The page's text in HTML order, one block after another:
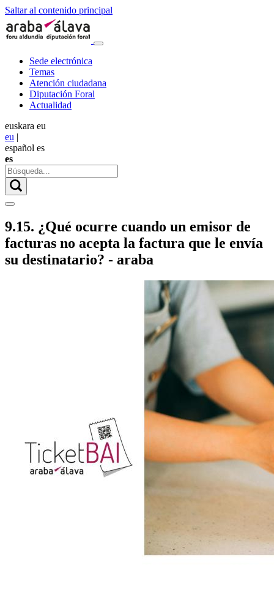
Saltar al contenido principal
Sede electrónica
Temas
Atención ciudadana
Diputación Foral
Actualidad
euskara eu
eu |
español es
es
9.15. ¿Qué ocurre cuando un emisor de
facturas no acepta la factura que le envía
su destinatario? - araba